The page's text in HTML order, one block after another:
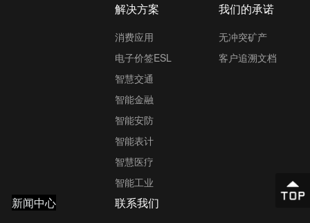
解决方案
消费应用
电子价签ESL
智慧交通
智能金融
智能安防
智能表计
智慧医疗
智能工业
我们的承诺
无冲突矿产
客户追溯文档
新闻中心 联系我们